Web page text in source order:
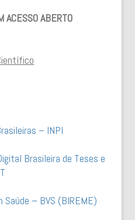
ACESSO ABERTO
– INPI
Brasileira de Teses e
– BVS (BIREME)